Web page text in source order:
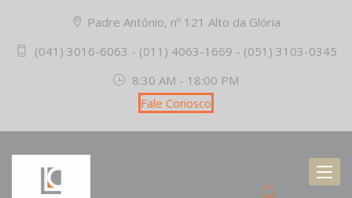
Padre Antônio, nº 121 Alto da Glória
(041) 3016-6063 - (011) 4063-1669 - (051) 3103-0345
8:30 AM - 18:00 PM
Fale Conosco